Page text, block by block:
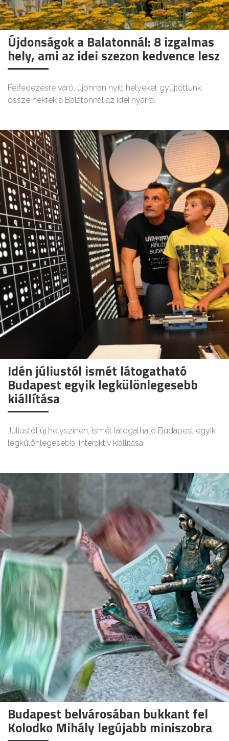
Újdonságok a Balatonnál: 8 izgalmas
hely, ami az idei szezon kedvence lesz
Felfedezésre váró, újonnan nyílt helyeket gyűjtöttünk
össze nektek a Balatonnál az idei nyárra.
Idén júliustól ismét látogatható
Budapest egyik legkülönlegesebb
kiállítása
Júliustól új helyszínen, ismét látogatható Budapest egyik
legkülönlegesebb, interaktív kiállítása.
Budapest belvárosában bukkant fel
Kolodko Mihály legújabb miniszobra